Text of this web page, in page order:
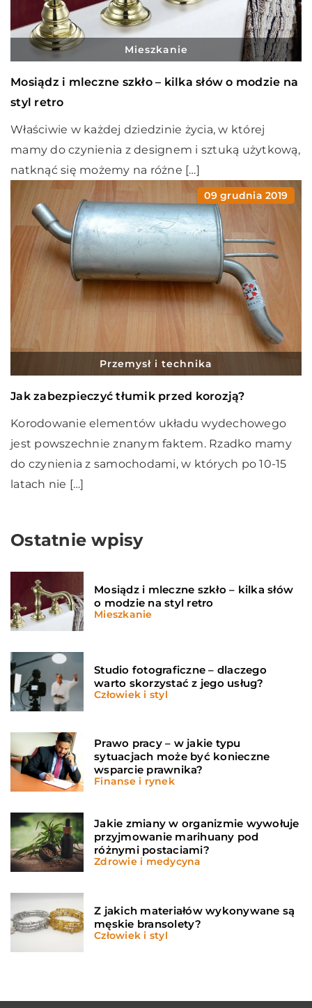
Mieszkanie
Mosiądz i mleczne szkło – kilka słów o modzie na
styl retro
Właściwie w każdej dziedzinie życia, w której
mamy do czynienia z designem i sztuką użytkową,
natknąć się możemy na różne […]
09 grudnia 2019
Przemysł i technika
Jak zabezpieczyć tłumik przed korozją?
Korodowanie elementów układu wydechowego
jest powszechnie znanym faktem. Rzadko mamy
do czynienia z samochodami, w których po 10-15
latach nie […]
Ostatnie wpisy
Mosiądz i mleczne szkło – kilka słów
o modzie na styl retro
Mieszkanie
Studio fotograficzne – dlaczego
warto skorzystać z jego usług?
Człowiek i styl
Prawo pracy – w jakie typu
sytuacjach może być konieczne
wsparcie prawnika?
Finanse i rynek
Jakie zmiany w organizmie wywołuje
przyjmowanie marihuany pod
różnymi postaciami?
Zdrowie i medycyna
Z jakich materiałów wykonywane są
męskie bransolety?
Człowiek i styl